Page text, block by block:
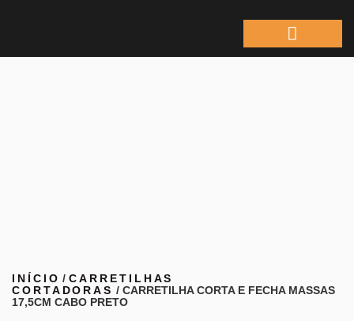
INÍCIO /CARRETILHAS
CORTADORAS / CARRETILHA CORTA E FECHA MASSAS
17,5CM CABO PRETO